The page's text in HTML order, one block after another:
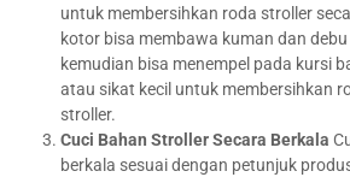
untuk membersihkan roda stroller
kotor bisa membawa kuman dan
kemudian bisa menempel pada kursi
atau sikat kecil untuk membersihkan
stroller.
Cuci Bahan Stroller Secara Berkala
berkala sesuai dengan petunjuk